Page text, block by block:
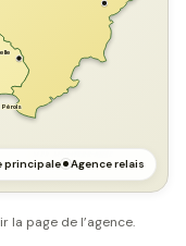
Pérols
principale Agence relais
la page de l’agence.